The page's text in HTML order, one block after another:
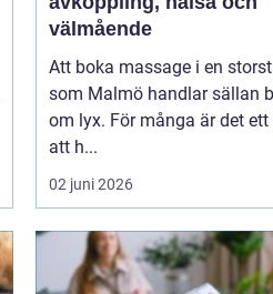
välmående
Att boka massage i en
som Malmö handlar sällan
om lyx. För många är det
att h...
02 juni 2026